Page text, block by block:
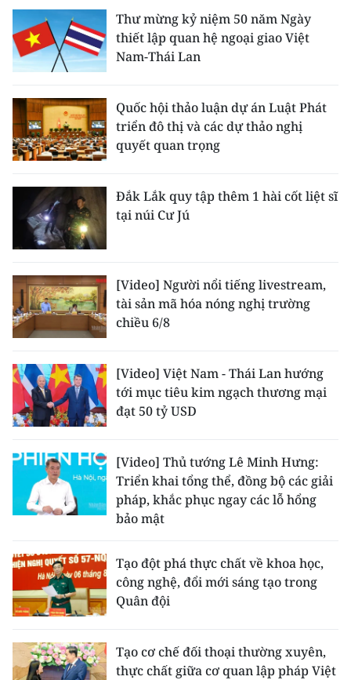
Thư mừng kỷ niệm 50 năm Ngày
thiết lập quan hệ ngoại giao Việt
Nam-Thái Lan
Quốc hội thảo luận dự án Luật Phát
triển đô thị và các dự thảo nghị
quyết quan trọng
Đắk Lắk quy tập thêm 1 hài cốt liệt sĩ
tại núi Cư Jú
[Video] Người nổi tiếng livestream,
tài sản mã hóa nóng nghị trường
chiều 6/8
[Video] Việt Nam - Thái Lan hướng
tới mục tiêu kim ngạch thương mại
đạt 50 tỷ USD
[Video] Thủ tướng Lê Minh Hưng:
Triển khai tổng thể, đồng bộ các giải
pháp, khắc phục ngay các lỗ hổng
bảo mật
Tạo đột phá thực chất về khoa học,
công nghệ, đổi mới sáng tạo trong
Quân đội
Tạo cơ chế đối thoại thường xuyên,
thực chất giữa cơ quan lập pháp Việt